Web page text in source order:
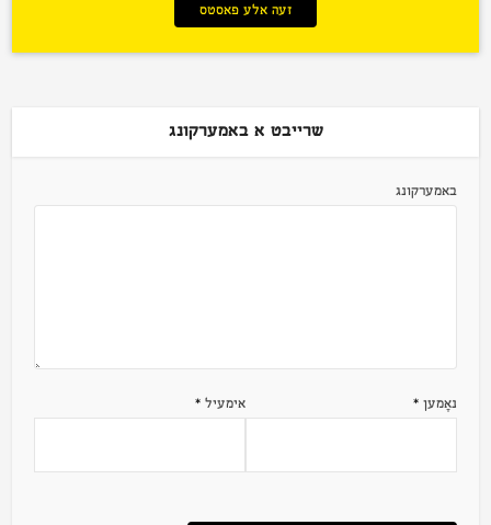
זעה אלע פאסטס
שרייבט א באמערקונג
באמערקונג
נאָמען * אימעיל *